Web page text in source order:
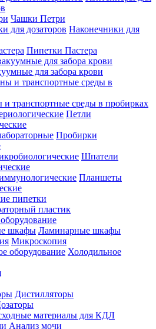
Чашки Петри
Наконечники для
Пипетки Пастера
для забора крови
транспортные среды в пробирках
Петли
Пробирки
Шпатели
Планшеты
пипетки
пластик
Ламинарные шкафы
Микроскопия
Холодильное
Дистилляторы
материалы для КДЛ
Анализ мочи